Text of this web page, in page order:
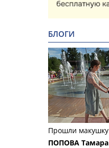
БЛОГИ
Прошли макушку
ПОПОВА Тамара